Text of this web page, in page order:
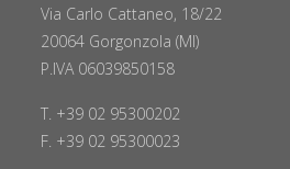
Via Carlo Cattaneo, 18/22
20064 Gorgonzola (MI)
P.IVA 06039850158
T. +39 02 95300202
F. +39 02 95300023